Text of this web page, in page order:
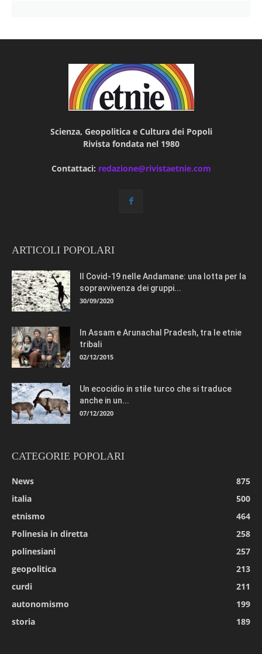
Scienza, Geopolitica e Cultura dei Popoli
Rivista fondata nel 1980
Contattaci: redazione@rivistaetnie.com
ARTICOLI POPOLARI
Il Covid-19 nelle Andamane: una lotta per la
sopravvivenza dei gruppi...
30/09/2020
In Assam e Arunachal Pradesh, tra le etnie
tribali
02/12/2015
Un ecocidio in stile turco che si traduce
anche in un...
07/12/2020
CATEGORIE POPOLARI
News
875
italia
500
etnismo
464
Polinesia in diretta
258
polinesiani
257
geopolitica
213
curdi
211
autonomismo
199
storia
189